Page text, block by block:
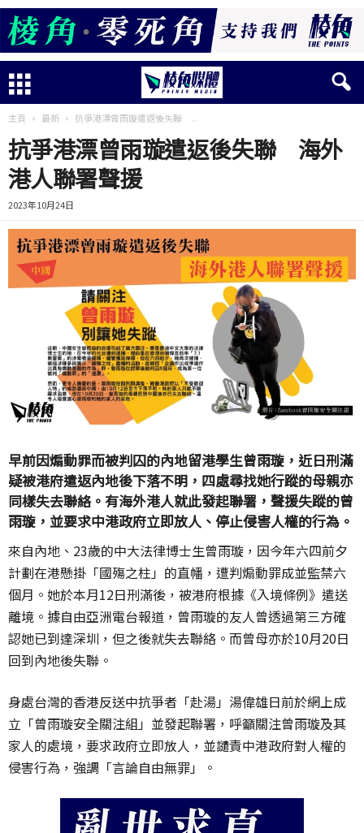
主頁 最新 抗爭港漂曾雨璇遣返後失聯 ...
抗爭港漂曾雨璇遣返後失聯 海外
港人聯署聲援
2023年10月24日
早前因煽動罪而被判囚的內地留港學生曾雨璇，近日刑滿
疑被港府遣返內地後下落不明，四處尋找她行蹤的母親亦
同樣失去聯絡。有海外港人就此發起聯署，聲援失蹤的曾
雨璇，並要求中港政府立即放人、停止侵害人權的行為。
來自內地、23歲的中大法律博士生曾雨璇，因今年六四前夕
計劃在港懸掛「國殤之柱」的直幡，遭判煽動罪成並監禁六
個月。她於本月12日刑滿後，被港府根據《入境條例》遣送
離境。據自由亞洲電台報道，曾雨璇的友人曾透過第三方確
認她已到達深圳，但之後就失去聯絡。而曾母亦於10月20日
回到內地後失聯。
身處台灣的香港反送中抗爭者「赴湯」湯偉雄日前於網上成
立「曾雨璇安全關注組」並發起聯署，呼籲關注曾雨璇及其
家人的處境，要求政府立即放人，並譴責中港政府對人權的
侵害行為，強調「言論自由無罪」。